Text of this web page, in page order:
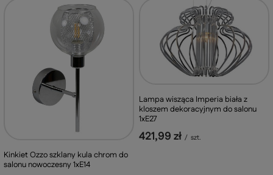
Kinkiet Ozzo szklany kula chrom do
salonu nowoczesny 1xE14
Lampa wisząca Imperia biała z
kloszem dekoracyjnym do salonu
1xE27
421,99 zł / szt.